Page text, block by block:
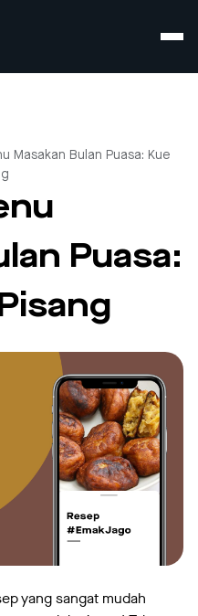
Masakan Bulan Puasa: Kue
Puasa:
yang sangat mudah